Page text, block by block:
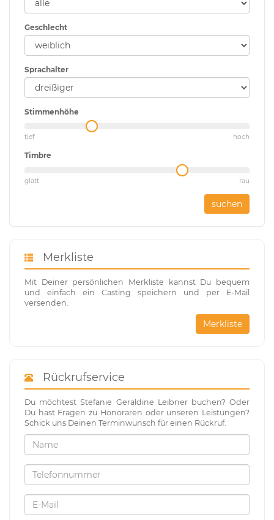
Geschlecht
Sprachalter
Stimmenhöhe
tief hoch
Timbre
glatt rau
suchen
Merkliste
Mit Deiner persönlichen Merkliste kannst Du bequem
und einfach ein Casting speichern und per E-Mail
versenden.
Merkliste
Rückrufservice
Du möchtest Stefanie Geraldine Leibner buchen? Oder
Du hast Fragen zu Honoraren oder unseren Leistungen?
Schick uns Deinen Terminwunsch für einen Rückruf.